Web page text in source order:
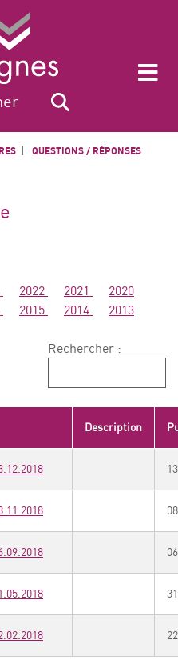
QUESTIONS / RÉPONSES
2022 2021
2020
2015 2014
2013
Rechercher :
Description